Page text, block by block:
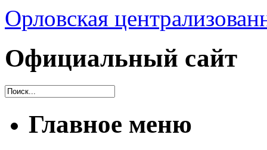
Орловская
Официальный сайт
Главное меню